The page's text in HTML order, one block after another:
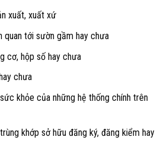
xuất, xuất xứ
quan tới sườn gầm hay chưa
cơ, hộp số hay chưa
chưa
khỏe của những hệ thống chính trên
khớp sở hữu đăng ký, đăng kiểm hay